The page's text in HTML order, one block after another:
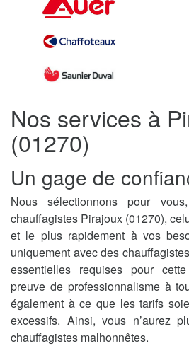
Nos services à
(01270)
Un gage de
Nous sélectionnons pour
chauffagistes Pirajoux (01270),
et le plus rapidement à vos
uniquement avec des
essentielles requises pour
preuve de professionnalisme à
également à ce que les tarifs
excessifs. Ainsi, vous n’aurez
chauffagistes malhonnêtes.